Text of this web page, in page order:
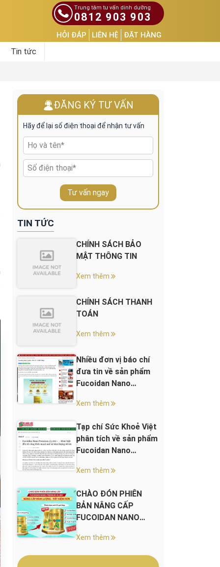
Trung tâm tư vấn dinh dưỡng
0812 903 903
HỎI ĐÁP LIÊN HỆ ĐẶT HÀNG
Tin tức
ĐĂNG KÝ TƯ VẤN
Hãy để lại số điện thoại để nhận tư vấn
Tư vấn ngay
TIN TỨC
CHÍNH SÁCH BẢO
MẬT THÔNG TIN
Xem thêm
CHÍNH SÁCH THANH
TOÁN
Xem thêm
Nhiều đơn vị báo chí
đưa tin về sản phẩm
Fucoidan Nano
Xem thêm
Tạp chí Sức Khoẻ Việt
phân tích về sản phẩm
Fucoidan Nano
Xem thêm
CHÀO ĐÓN PHIÊN
BẢN NÂNG CẤP
FUCOIDAN NANO
Xem thêm